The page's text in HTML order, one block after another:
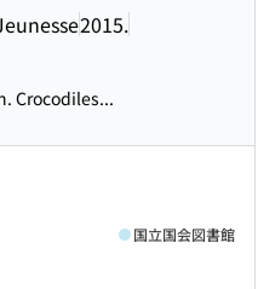
2015.
Crocodiles...
国立国会図書館